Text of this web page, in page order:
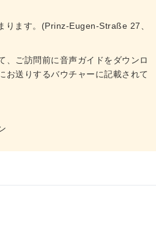
ります。(Prinz-Eugen-Straße 27、
、ご訪問前に音声ガイドをダウンロ
お送りするバウチャーに記載されて